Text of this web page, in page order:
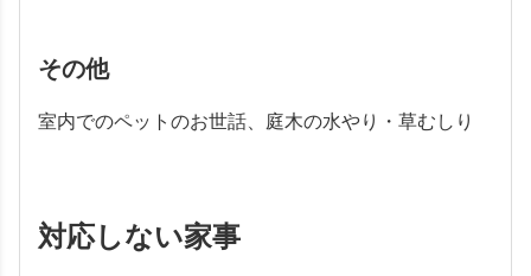
その他
室内でのペットのお世話、庭木の水やり・草むしり
対応しない家事